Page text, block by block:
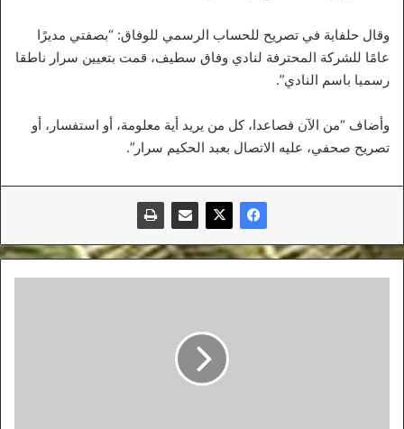
وقال حلفاية في تصريح للحساب الرسمي للوفاق: “بصفتي مديرًا
عامًا للشركة المحترفة لنادي وفاق سطيف، قمت بتعيين سرار ناطقا
رسميا باسم النادي”.
وأضاف “من الآن فصاعدا، كل من يريد أية معلومة، أو استفسار، أو
تصريح صحفي، عليه الاتصال بعبد الحكيم سرار”.